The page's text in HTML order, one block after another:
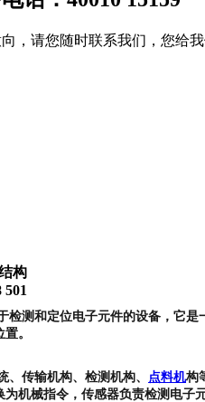
，请您随时联系我们，您给
构
501
检测和定位电子元件的设备，它
。
、传输机构、检测机构、 点料机构
机械指令，传感器负责检测电子